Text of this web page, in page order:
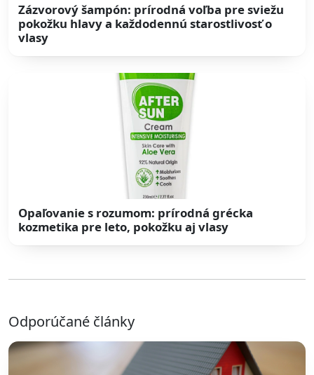
Zázvorový šampón: prírodná voľba pre sviežu
pokožku hlavy a každodennú starostlivosť o
vlasy
Opaľovanie s rozumom: prírodná grécka
kozmetika pre leto, pokožku aj vlasy
Odporúčané články